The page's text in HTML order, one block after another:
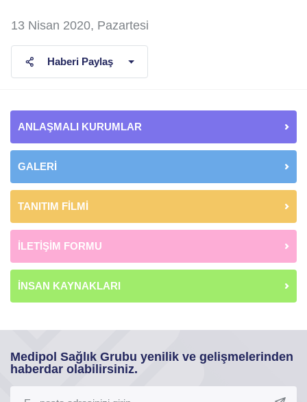
13 Nisan 2020, Pazartesi
Haberi Paylaş
ANLAŞMALI KURUMLAR
GALERİ
TANITIM FİLMİ
İLETİŞİM FORMU
İNSAN KAYNAKLARI
Medipol Sağlık Grubu yenilik ve gelişmelerinden
haberdar olabilirsiniz.